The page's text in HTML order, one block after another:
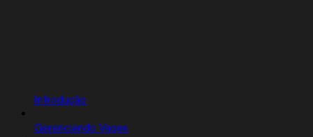
Introdução
Gerenciando Vagas